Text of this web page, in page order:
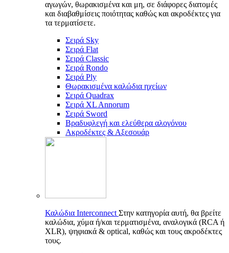
αγωγών, θωρακισμένα και μη, σε διάφορες διατομές
και διαβαθμίσεις ποιότητας καθώς και ακροδέκτες για
τα τερματίσετε.
Σειρά Sky
Σειρά Flat
Σειρά Classic
Σειρά Rondo
Σειρά Ply
Θωρακισμένα καλώδια ηχείων
Σειρά Quadrax
Σειρά XL Annorum
Σειρά Sword
Βραδυφλεγή και ελεύθερα αλογόνου
Ακροδέκτες & Αξεσουάρ
Καλώδια Interconnect Στην κατηγορία αυτή, θα βρείτε
καλώδια, χύμα ή/και τερματισμένα, αναλογικά (RCA ή
XLR), ψηφιακά & optical, καθώς και τους ακροδέκτες
τους.